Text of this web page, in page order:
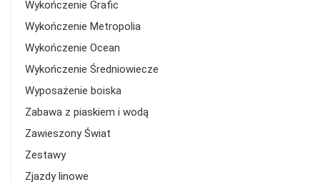
Wykończenie Grafic
Wykończenie Metropolia
Wykończenie Ocean
Wykończenie Średniowiecze
Wyposażenie boiska
Zabawa z piaskiem i wodą
Zawieszony Świat
Zestawy
Zjazdy linowe